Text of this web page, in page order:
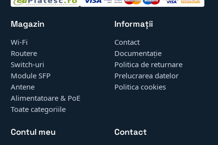
Magazin
Wi-Fi
Routere
Switch-uri
Module SFP
Antene
Alimentatoare & PoE
Toate categoriile
Informații
Contact
Documentație
Politica de returnare
Prelucrarea datelor
Politica cookies
Contul meu Contact